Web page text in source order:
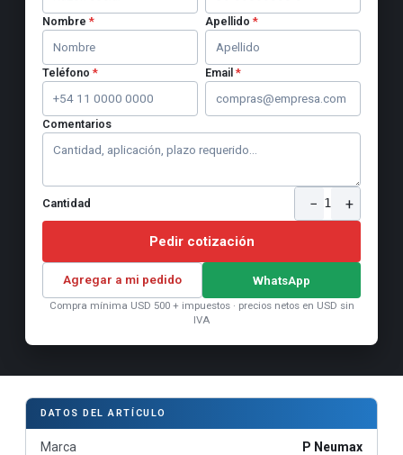
Nombre * Apellido *
Teléfono * Email *
Comentarios
Cantidad − 1 +
Pedir cotización
Agregar a mi pedido WhatsApp
Compra mínima USD 500 + impuestos · precios netos en USD sin
IVA
DATOS DEL ARTÍCULO
Marca P Neumax